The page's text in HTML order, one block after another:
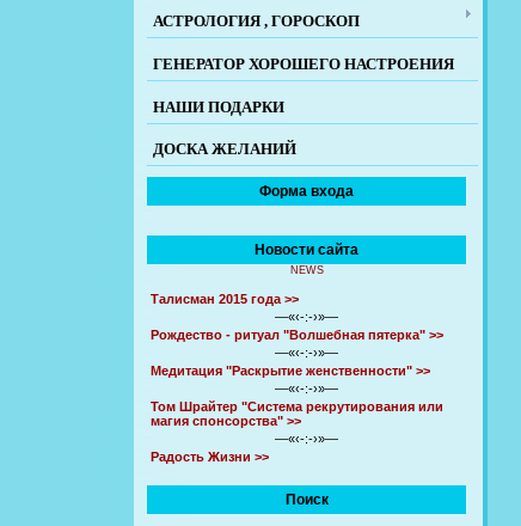
АСТРОЛОГИЯ , ГОРОСКОП
ГЕНЕРАТОР ХОРОШЕГО НАСТРОЕНИЯ
НАШИ ПОДАРКИ
ДОСКА ЖЕЛАНИЙ
Форма входа
Новости сайта
NEWS
Талисман 2015 года >>
—«‹-:-›»—
Рождество - ритуал "Волшебная пятерка" >>
—«‹-:-›»—
Медитация "Раскрытие женственности" >>
—«‹-:-›»—
Том Шрайтер "Система рекрутирования или
магия спонсорства" >>
—«‹-:-›»—
Радость Жизни >>
Поиск